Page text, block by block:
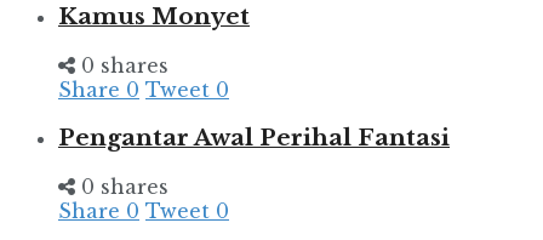
Kamus Monyet
0 shares
Share 0 Tweet 0
Pengantar Awal Perihal Fantasi
0 shares
Share 0 Tweet 0